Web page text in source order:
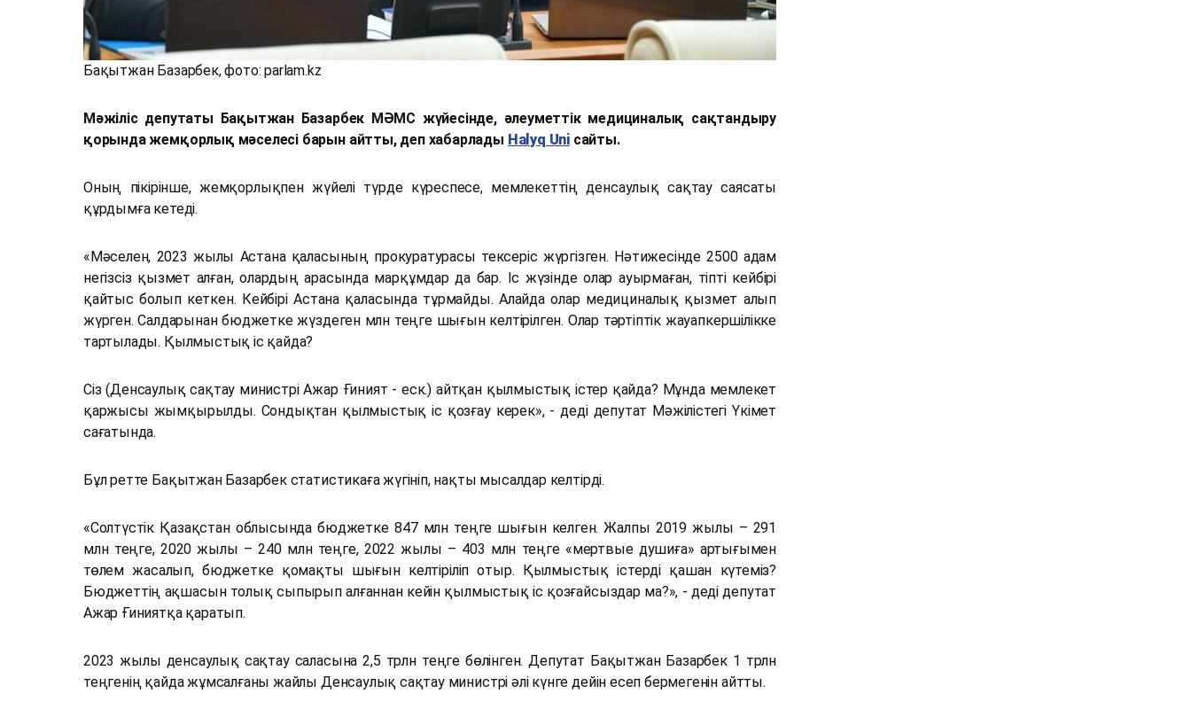
Бақытжан Базарбек, фото: parlam.kz
Мәжіліс депутаты Бақытжан Базарбек МӘМС жүйесінде, әлеуметтік медициналық сақтандыру
қорында жемқорлық мәселесі барын айтты, деп хабарлады Halyq Uni сайты.
Оның пікірінше, жемқорлықпен жүйелі түрде күреспесе, мемлекеттің денсаулық сақтау саясаты
құрдымға кетеді.
«Мәселен, 2023 жылы Астана қаласының прокуратурасы тексеріс жүргізген. Нәтижесінде 2500 адам
негізсіз қызмет алған, олардың арасында марқұмдар да бар. Іс жүзінде олар ауырмаған, тіпті кейбірі
қайтыс болып кеткен. Кейбірі Астана қаласында тұрмайды. Алайда олар медициналық қызмет алып
жүрген. Салдарынан бюджетке жүздеген млн теңге шығын келтірілген. Олар тәртіптік жауапкершілікке
тартылады. Қылмыстық іс қайда?
Сіз (Денсаулық сақтау министрі Ажар Ғиният - еск.) айтқан қылмыстық істер қайда? Мұнда мемлекет
қаржысы жымқырылды. Сондықтан қылмыстық іс қозғау керек», - деді депутат Мәжілістегі Үкімет
сағатында.
Бұл ретте Бақытжан Базарбек статистикаға жүгініп, нақты мысалдар келтірді.
«Солтүстік Қазақстан облысында бюджетке 847 млн теңге шығын келген. Жалпы 2019 жылы – 291
млн теңге, 2020 жылы – 240 млн теңге, 2022 жылы – 403 млн теңге «мертвые душиға» артығымен
төлем жасалып, бюджетке қомақты шығын келтіріліп отыр. Қылмыстық істерді қашан күтеміз?
Бюджеттің ақшасын толық сыпырып алғаннан кейін қылмыстық іс қозғайсыздар ма?», - деді депутат
Ажар Ғиниятқа қаратып.
2023 жылы денсаулық сақтау саласына 2,5 трлн теңге бөлінген. Депутат Бақытжан Базарбек 1 трлн
теңгенің қайда жұмсалғаны жайлы Денсаулық сақтау министрі әлі күнге дейін есеп бермегенін айтты.